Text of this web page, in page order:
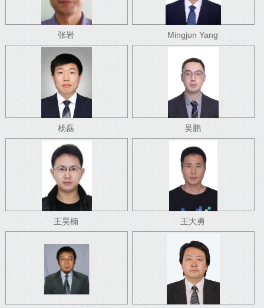
张岩 Mingjun Yang
杨磊 吴鹏
王昊楠 王大勇